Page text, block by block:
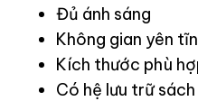
Đủ ánh sáng
Không gian yên
Kích thước phù
Có hệ lưu trữ